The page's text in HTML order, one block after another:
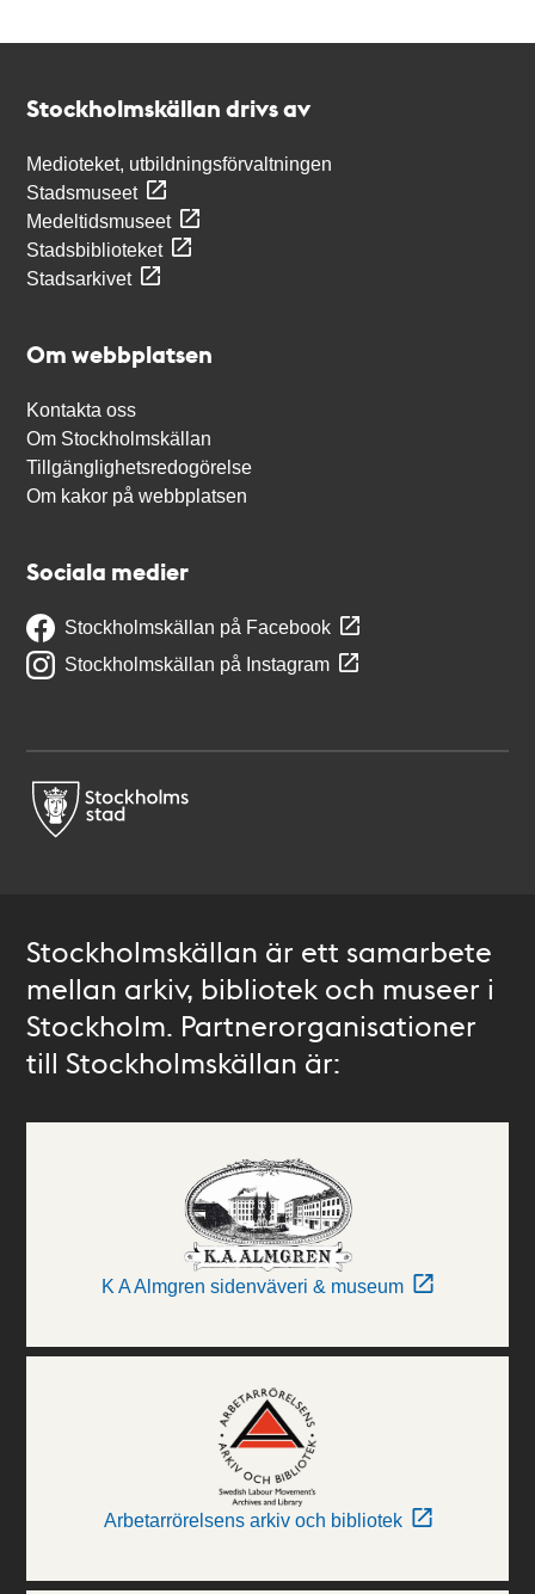
Stockholmskällan drivs av
Medioteket, utbildningsförvaltningen
Stadsmuseet
Medeltidsmuseet
Stadsbiblioteket
Stadsarkivet
Om webbplatsen
Kontakta oss
Om Stockholmskällan
Tillgänglighetsredogörelse
Om kakor på webbplatsen
Sociala medier
Stockholmskällan på Facebook
Stockholmskällan på Instagram
Stockholmskällan är ett samarbete
mellan arkiv, bibliotek och museer i
Stockholm. Partnerorganisationer
till Stockholmskällan är:
K A Almgren sidenväveri & museum
Arbetarrörelsens arkiv och bibliotek